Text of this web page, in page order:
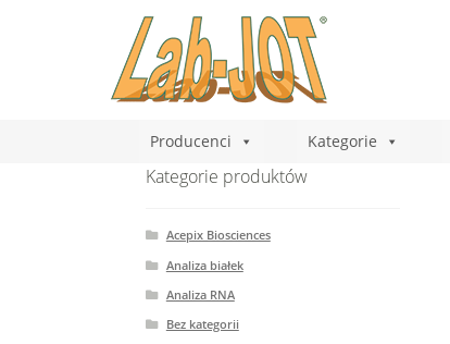
Producenci Kategorie
Kategorie produktów
Acepix Biosciences
Analiza białek
Analiza RNA
Bez kategorii